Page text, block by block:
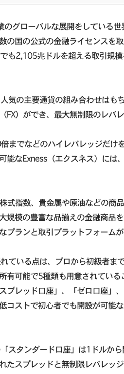
グローバルな展開をしている
の国の公式の金融ライセンスを
も2,105兆ドルを超える取引規
気の主要通貨の組み合わせはも
）ができ、最大無制限のレバレ
でなどのハイレバレッジだけ
能なExness（エクスネス）には
式指数、貴金属や原油などの商
規模の豊富な品揃えの金融商品
プランと取引プラットフォームが
ている点は、プロから初級者ま
有可能で5種類も用意されている
プレッド口座」、「ゼロ口座」
コストで初心者でも開設が可能
スタンダード口座」は1ドルか
たスプレッドと無制限レバレッ